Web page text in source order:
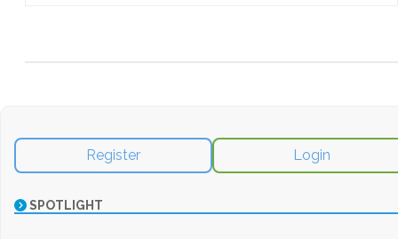
Register Login
SPOTLIGHT